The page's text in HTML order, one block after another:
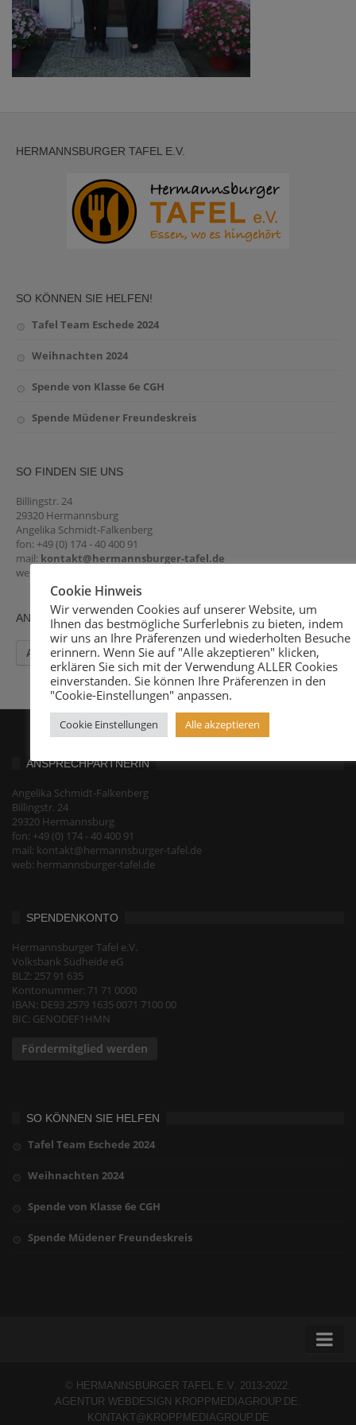
Datenschutz
HERMANNSBURGER TAFEL E.V.
SO KÖNNEN SIE HELFEN!
Tafel Team Eschede 2024
Weihnachten 2024
Spende von Klasse 6e CGH
Spende Müdener Freundeskreis
SO FINDEN SIE UNS
Billingstr. 24
29320 Hermannsburg
Angelika Schmidt-Falkenberg
fon: +49 (0) 174 - 40 400 91
mail: kontakt@hermannsburger-tafel.de
web:
ANMELDUNG ZUR TAFEL
Anmeldebogen
ANSPRECHPARTNERIN
Angelika Schmidt-Falkenberg
Billingstr. 24
29320 Hermannsburg
fon: +49 (0) 174 - 40 400 91
mail: kontakt@hermannsburger-tafel.de
web: hermannsburger-tafel.de
SPENDENKONTO
Hermannsburger Tafel e.V.
Volksbank Südheide eG
BLZ: 257 91 635
Kontonummer: 71 71 0000
IBAN: DE93 2579 1635 0071 7100 00
BIC: GENODEF1HMN
Fördermitglied werden
SO KÖNNEN SIE HELFEN
Tafel Team Eschede 2024
Weihnachten 2024
Spende von Klasse 6e CGH
Spende Müdener Freundeskreis
Spenden
© HERMANNSBURGER TAFEL E.V. 2013-2022.
AGENTUR WEBDESIGN KROPPMEDIAGROUP.DE.
KONTAKT@KROPPMEDIAGROUP.DE
Cookie Hinweis
Wir verwenden Cookies auf unserer Website, um
Ihnen das bestmögliche Surferlebnis zu bieten, indem
wir uns an Ihre Präferenzen und wiederholten Besuche
erinnern. Wenn Sie auf "Alle akzeptieren" klicken,
erklären Sie sich mit der Verwendung ALLER Cookies
einverstanden. Sie können Ihre Präferenzen in den
"Cookie-Einstellungen" anpassen.
Cookie Einstellungen Alle akzeptieren